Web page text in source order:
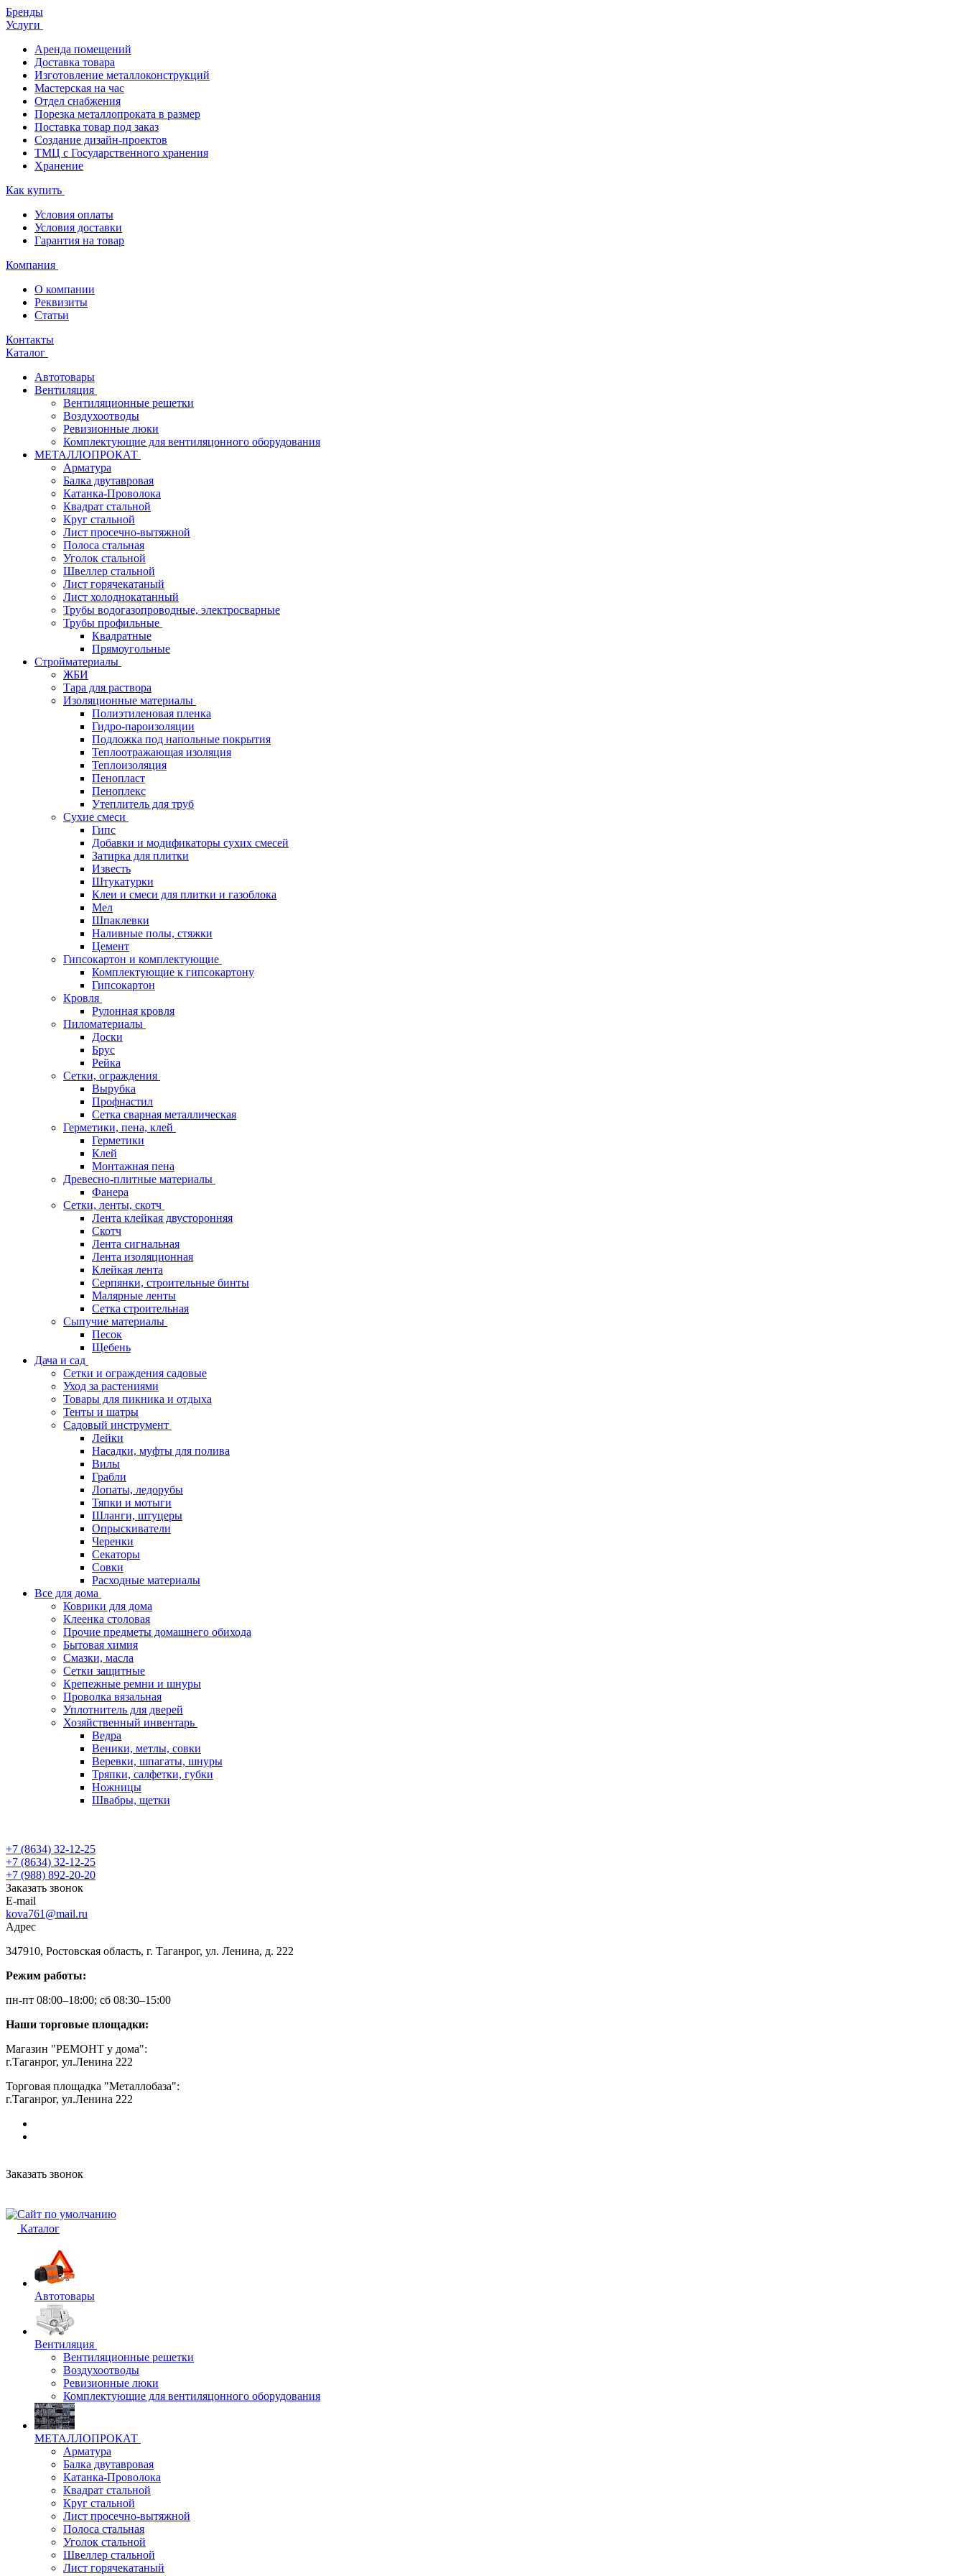
Бренды
Услуги
Аренда помещений
Доставка товара
Изготовление металлоконструкций
Мастерская на час
Отдел снабжения
Порезка металлопроката в размер
Поставка товар под заказ
Создание дизайн-проектов
ТМЦ с Государственного хранения
Хранение
Как купить
Условия оплаты
Условия доставки
Гарантия на товар
Компания
О компании
Реквизиты
Статьи
Контакты
Каталог
Автотовары
Вентиляция
Вентиляционные решетки
Воздухоотводы
Ревизионные люки
Комплектующие для вентиляцонного оборудования
МЕТАЛЛОПРОКАТ
Арматура
Балка двутавровая
Катанка-Проволока
Квадрат стальной
Круг стальной
Лист просечно-вытяжной
Полоса стальная
Уголок стальной
Швеллер стальной
Лист горячекатаный
Лист холоднокатанный
Трубы водогазопроводные, электросварные
Трубы профильные
Квадратные
Прямоугольные
Стройматериалы
ЖБИ
Тара для раствора
Изоляционные материалы
Полиэтиленовая пленка
Гидро-пароизоляции
Подложка под напольные покрытия
Теплоотражающая изоляция
Теплоизоляция
Пенопласт
Пеноплекс
Утеплитель для труб
Сухие смеси
Гипс
Добавки и модификаторы сухих смесей
Затирка для плитки
Известь
Штукатурки
Клеи и смеси для плитки и газоблока
Мел
Шпаклевки
Наливные полы, стяжки
Цемент
Гипсокартон и комплектующие
Комплектующие к гипсокартону
Гипсокартон
Кровля
Рулонная кровля
Пиломатериалы
Доски
Брус
Рейка
Сетки, ограждения
Вырубка
Профнастил
Сетка сварная металлическая
Герметики, пена, клей
Герметики
Клей
Монтажная пена
Древесно-плитные материалы
Фанера
Сетки, ленты, скотч
Лента клейкая двусторонняя
Скотч
Лента сигнальная
Лента изоляционная
Клейкая лента
Серпянки, строительные бинты
Малярные ленты
Сетка строительная
Сыпучие материалы
Песок
Щебень
Дача и сад
Сетки и ограждения садовые
Уход за растениями
Товары для пикника и отдыха
Тенты и шатры
Садовый инструмент
Лейки
Насадки, муфты для полива
Вилы
Грабли
Лопаты, ледорубы
Тяпки и мотыги
Шланги, штуцеры
Опрыскиватели
Черенки
Секаторы
Совки
Расходные материалы
Все для дома
Коврики для дома
Клеенка столовая
Прочие предметы домашнего обихода
Бытовая химия
Смазки, масла
Сетки защитные
Крепежные ремни и шнуры
Проволка вязальная
Уплотнитель для дверей
Хозяйственный инвентарь
Ведра
Веники, метлы, совки
Веревки, шпагаты, шнуры
Тряпки, салфетки, губки
Ножницы
Швабры, щетки
+7 (8634) 32-12-25
+7 (8634) 32-12-25
+7 (988) 892-20-20
Заказать звонок
E-mail
kova761@mail.ru
Адрес
347910, Ростовская область, г. Таганрог, ул. Ленина, д. 222
Режим работы:
пн-пт 08:00–18:00; сб 08:30–15:00
Наши торговые площадки:
Магазин "РЕМОНТ у дома":
г.Таганрог, ул.Ленина 222
Торговая площадка "Металлобаза":
г.Таганрог, ул.Ленина 222
Заказать звонок
Каталог
Автотовары
Вентиляция
Вентиляционные решетки
Воздухоотводы
Ревизионные люки
Комплектующие для вентиляцонного оборудования
МЕТАЛЛОПРОКАТ
Арматура
Балка двутавровая
Катанка-Проволока
Квадрат стальной
Круг стальной
Лист просечно-вытяжной
Полоса стальная
Уголок стальной
Швеллер стальной
Лист горячекатаный